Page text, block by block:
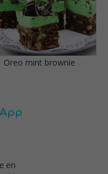
Oreo mint brownie